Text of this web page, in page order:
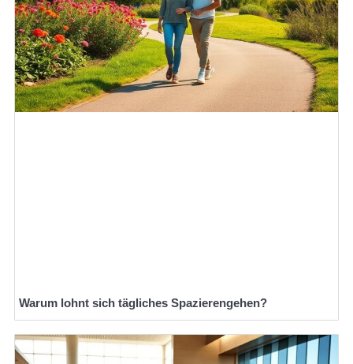
Warum lohnt sich tägliches Spazierengehen?